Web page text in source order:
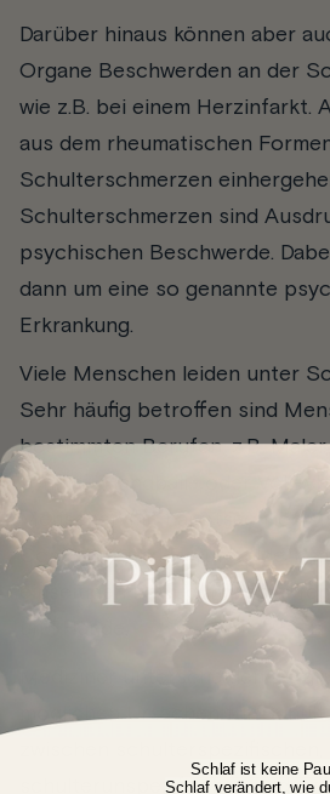
Darüber hinaus können aber
Organe Beschwerden an der
wie z.B. bei einem Herzinfarkt.
aus dem rheumatischen
Schulterschmerzen
Schulterschmerzen sind
psychischen Beschwerde.
dann um eine so genannte
Erkrankung.
Viele Menschen leiden unter
Sehr häufig betroffen sind
bestimmten Berufen, z.B.
Tennis-, Handball- oder
Menschen mit hauptsächlich
Computer und Berufsfeldern
einseitigen
Mediziner unterscheiden
möglichen Ursachen für
schulterunspezifischen und
Schlaf ist keine
Schlaf verändert, wie